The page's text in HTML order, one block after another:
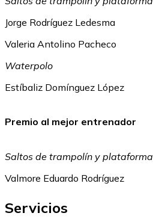
Jorge Rodríguez Ledesma
Valeria Antolino Pacheco
Waterpolo
Estíbaliz Domínguez López
Premio al mejor entrenador
Saltos de trampolín y plataforma
Valmore Eduardo Rodríguez
Servicios